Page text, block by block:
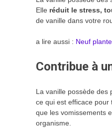
Elle réduit le stress,
de vanille dans votre
a lire aussi : Neuf
Contribue à
La vanille possède des
ce qui est efficace pour
que les vomissements
organisme.